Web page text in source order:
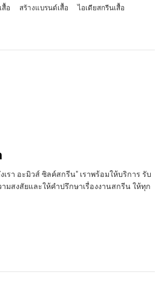
สื้อ สร้างแบรนด์เสื้อ ไอเดียสกรีนเสื้อ
รา อะมิวส์ ซิลค์สกรีน" เราพร้อมให้บริการ รับ
มสงสัยและให้คำปรึกษาเรื่องงานสกรีน ให้ทุก